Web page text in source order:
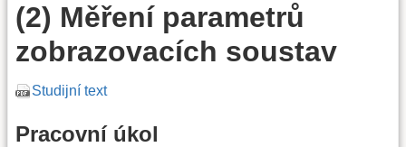
(2) Měření parametrů
zobrazovacích soustav
Studijní text
Pracovní úkol